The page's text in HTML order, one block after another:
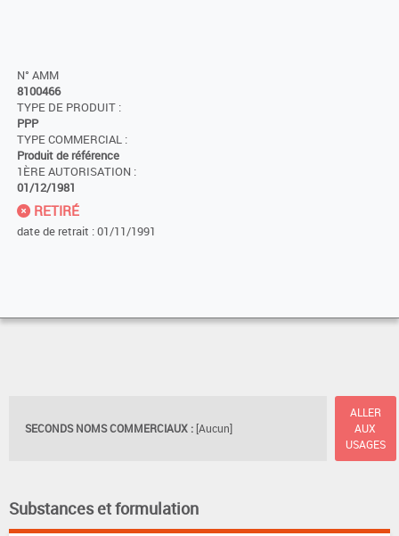
N° AMM
8100466
TYPE DE PRODUIT :
PPP
TYPE COMMERCIAL :
Produit de référence
1ÈRE AUTORISATION :
01/12/1981
RETIRÉ
date de retrait : 01/11/1991
SECONDS NOMS COMMERCIAUX : [Aucun]
ALLER
AUX
USAGES
Substances et formulation